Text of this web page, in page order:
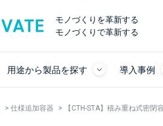
モノづくりを革新する
モノづくりで革新する
用途から製品を探す 導入事例
> 仕様追加容器 > 【CTH-STA】積み重ね式密閉